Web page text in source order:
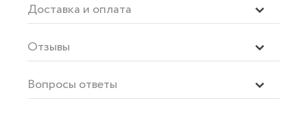
Доставка и оплата
Отзывы
Вопросы ответы